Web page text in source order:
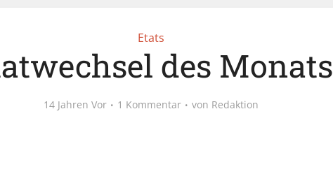
Etats
des Monats
14 Jahren Vor 1 Kommentar von Redaktion